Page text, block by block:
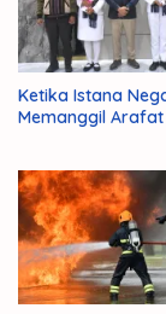
Ketika Istana
Memanggil Arafat